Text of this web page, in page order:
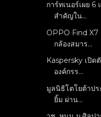
การ์ทเนอร์เผย
สำคัญใน...
OPPO Find
กล้องสมาร...
Kaspersky เปิด
องค์กรร...
มูลนิธิโตโยต้าปร
ยิ้ม ผ่าน...